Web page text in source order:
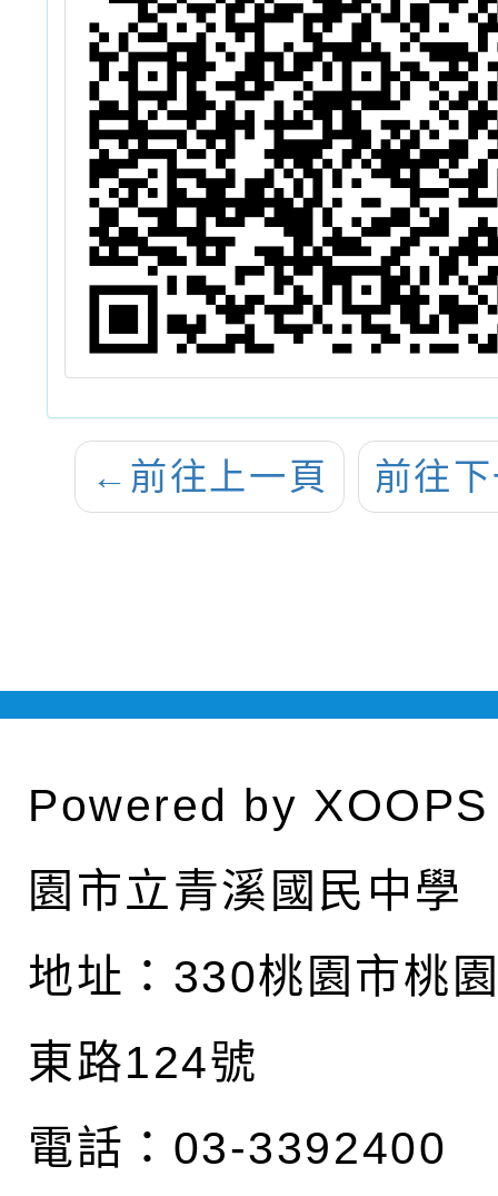
← 前往上一頁 前往
Powered by XOOPS
園市立青溪國民中學
地址： 330桃園市桃
東路124號
電話：03-3392400